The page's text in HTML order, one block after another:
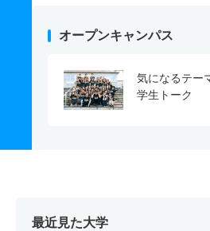
オープンキャンパス
気になるテー
学生トーク
最近見た大学